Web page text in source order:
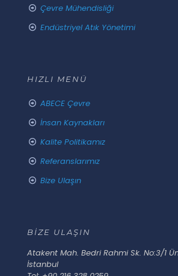
Çevre Mühendisliği
Endüstriyel Atık Yönetimi
HIZLI MENÜ
ABECE Çevre
İnsan Kaynakları
Kalite Politikamız
Referanslarımız
Bize Ulaşın
BİZE ULAŞIN
Atakent Mah. Bedri Rahmi Sk. No:3/1
İstanbul